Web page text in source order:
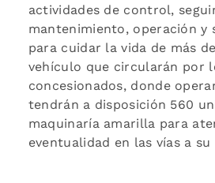
actividades de control,
mantenimiento, operación y
para cuidar la vida de más
vehículo que circularán por
concesionados, donde
tendrán a disposición 560
maquinaría amarilla para
eventualidad en las vías a su